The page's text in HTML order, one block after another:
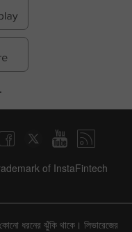
of InstaFintech
ধরনের ঝুঁকি থাকে। লিভারেজের